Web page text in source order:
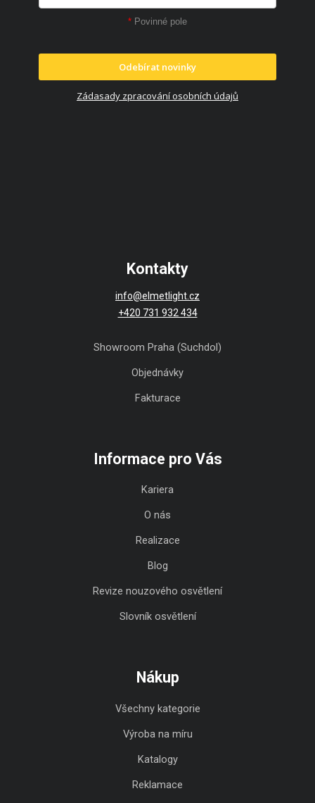
* Povinné pole
Odebírat novinky
Zádasady zpracování osobních údajů
Kontakty
info@elmetlight.cz
+420 731 932 434
Showroom Praha (Suchdol)
Objednávky
Fakturace
Informace pro Vás
Kariera
O nás
Realizace
Blog
Revize nouzového osvětlení
Slovník osvětlení
Nákup
Všechny kategorie
Výroba na míru
Katalogy
Reklamace